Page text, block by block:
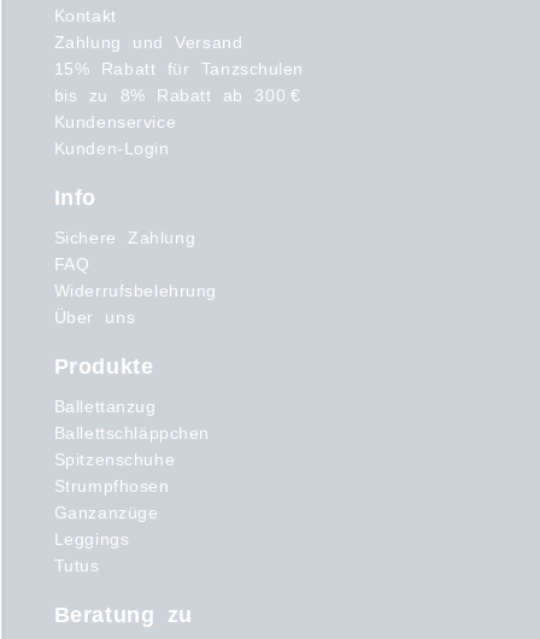
Kontakt
Zahlung und Versand
15% Rabatt für Tanzschulen
bis zu 8% Rabatt ab 300 €
Kundenservice
Kunden-Login
Info
Sichere Zahlung
FAQ
Widerrufsbelehrung
Über uns
Produkte
Ballettanzug
Ballettschläppchen
Spitzenschuhe
Strumpfhosen
Ganzanzüge
Leggings
Tutus
Beratung zu